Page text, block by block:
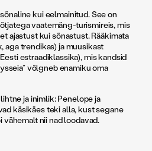
kui eelmainitud. See on
vaatemäng-turismireis, mis
ajastust kui sõnastust. Rääkimata
aga trendikas) ja muusikast
estraadiklassika), mis kandsid
võlgneb enamiku oma
ja inimlik: Penelope ja
käsikäes teki alla, kust segane
vähemalt nii nad loodavad.